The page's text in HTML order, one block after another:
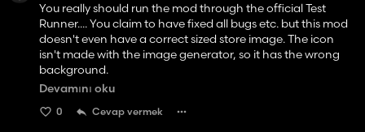
You really should run the mod through the official Test
Runner.... You claim to have fixed all bugs etc. but this mod
doesn't even have a correct sized store image. The icon
isn't made with the image generator, so it has the wrong
background.
use unnecessary resources.
Devamını oku
0 Cevap vermek